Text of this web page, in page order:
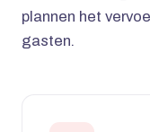
plannen het
gasten.